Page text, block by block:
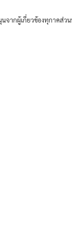
จากผู้เกี่ยวข้องทุกาคส่ว